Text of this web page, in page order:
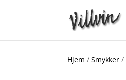
Hjem /Smykker /